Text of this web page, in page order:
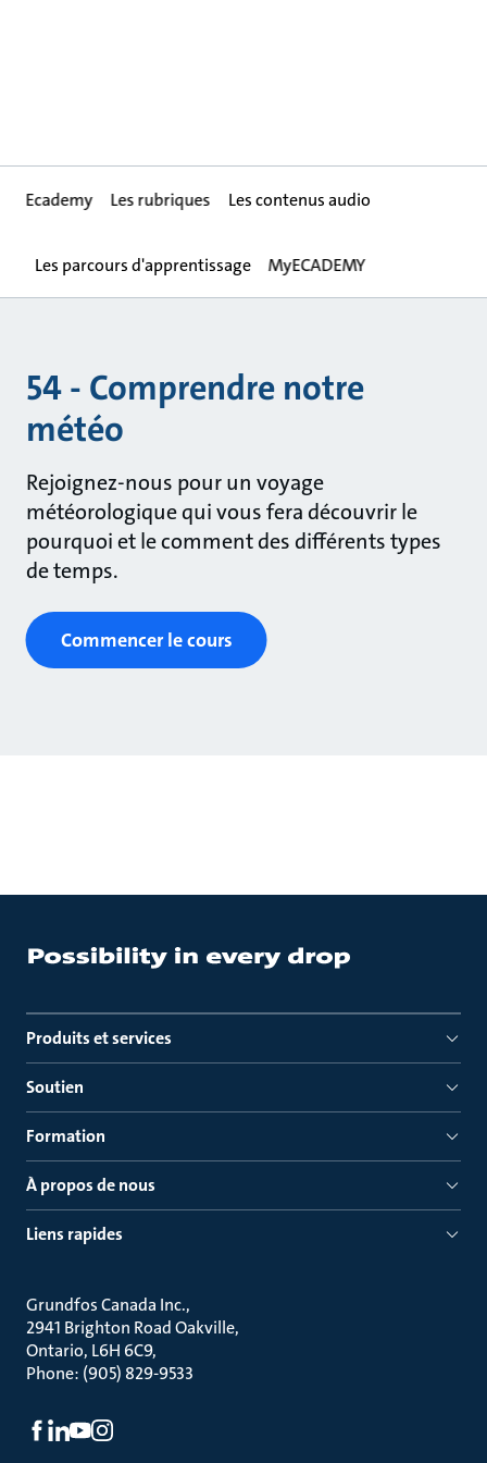
Ecademy Les rubriques Les contenus audio
Les parcours d'apprentissage MyECADEMY
54 - Comprendre notre
météo
Rejoignez-nous pour un voyage
météorologique qui vous fera découvrir le
pourquoi et le comment des différents types
de temps.
Commencer le cours
Produits et services
Soutien
Formation
À propos de nous
Liens rapides
Grundfos Canada Inc.
2941 Brighton Road Oakville
Ontario, L6H 6C9
Phone: (905) 829-9533